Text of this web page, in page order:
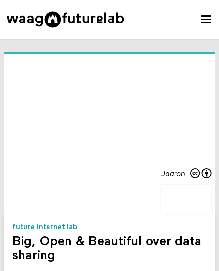
Jaaron
future internet lab
Big, Open & Beautiful over data
sharing